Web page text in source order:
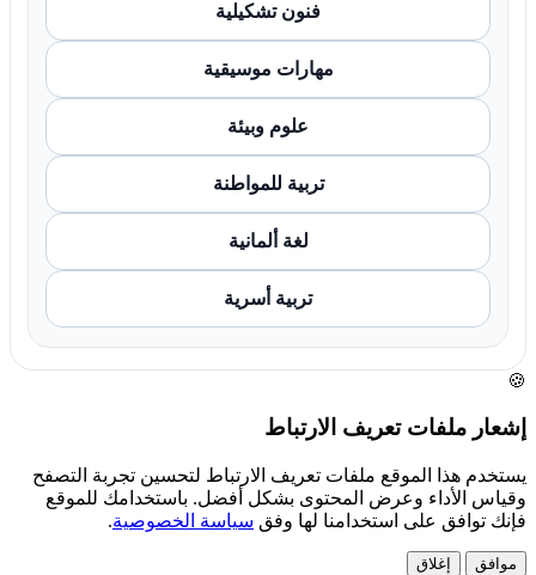
فنون تشكيلية
مهارات موسيقية
علوم وبيئة
تربية للمواطنة
لغة ألمانية
تربية أسرية
🍪
إشعار ملفات تعريف الارتباط
يستخدم هذا الموقع ملفات تعريف الارتباط لتحسين تجربة التصفح
وقياس الأداء وعرض المحتوى بشكل أفضل. باستخدامك للموقع
فإنك توافق على استخدامنا لها وفق سياسة الخصوصية.
موافق إغلاق